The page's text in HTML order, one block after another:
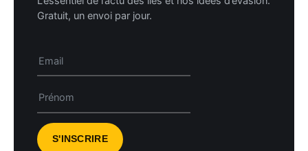
Gratuit, un envoi par jour.